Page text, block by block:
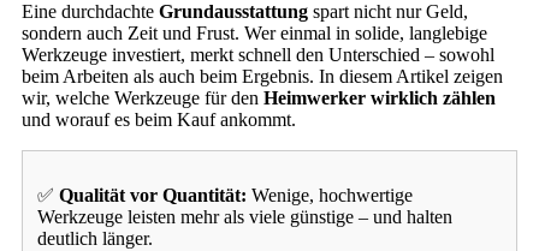
Eine durchdachte Grundausstattung spart nicht nur Geld,
sondern auch Zeit und Frust. Wer einmal in solide, langlebige
Werkzeuge investiert, merkt schnell den Unterschied – sowohl
beim Arbeiten als auch beim Ergebnis. In diesem Artikel zeigen
wir, welche Werkzeuge für den Heimwerker wirklich zählen
und worauf es beim Kauf ankommt.
✅ Qualität vor Quantität: Wenige, hochwertige
Werkzeuge leisten mehr als viele günstige – und halten
deutlich länger.